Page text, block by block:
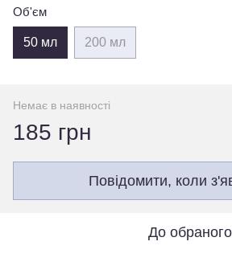
Об'єм
50 мл 200 мл
Немає в наявності
185 грн
Повідомити, коли
До обраного